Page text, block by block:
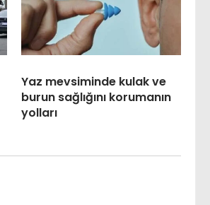
Yaz mevsiminde kulak ve
burun sağlığını korumanın
yolları